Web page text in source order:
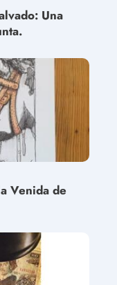
Una
Venida de